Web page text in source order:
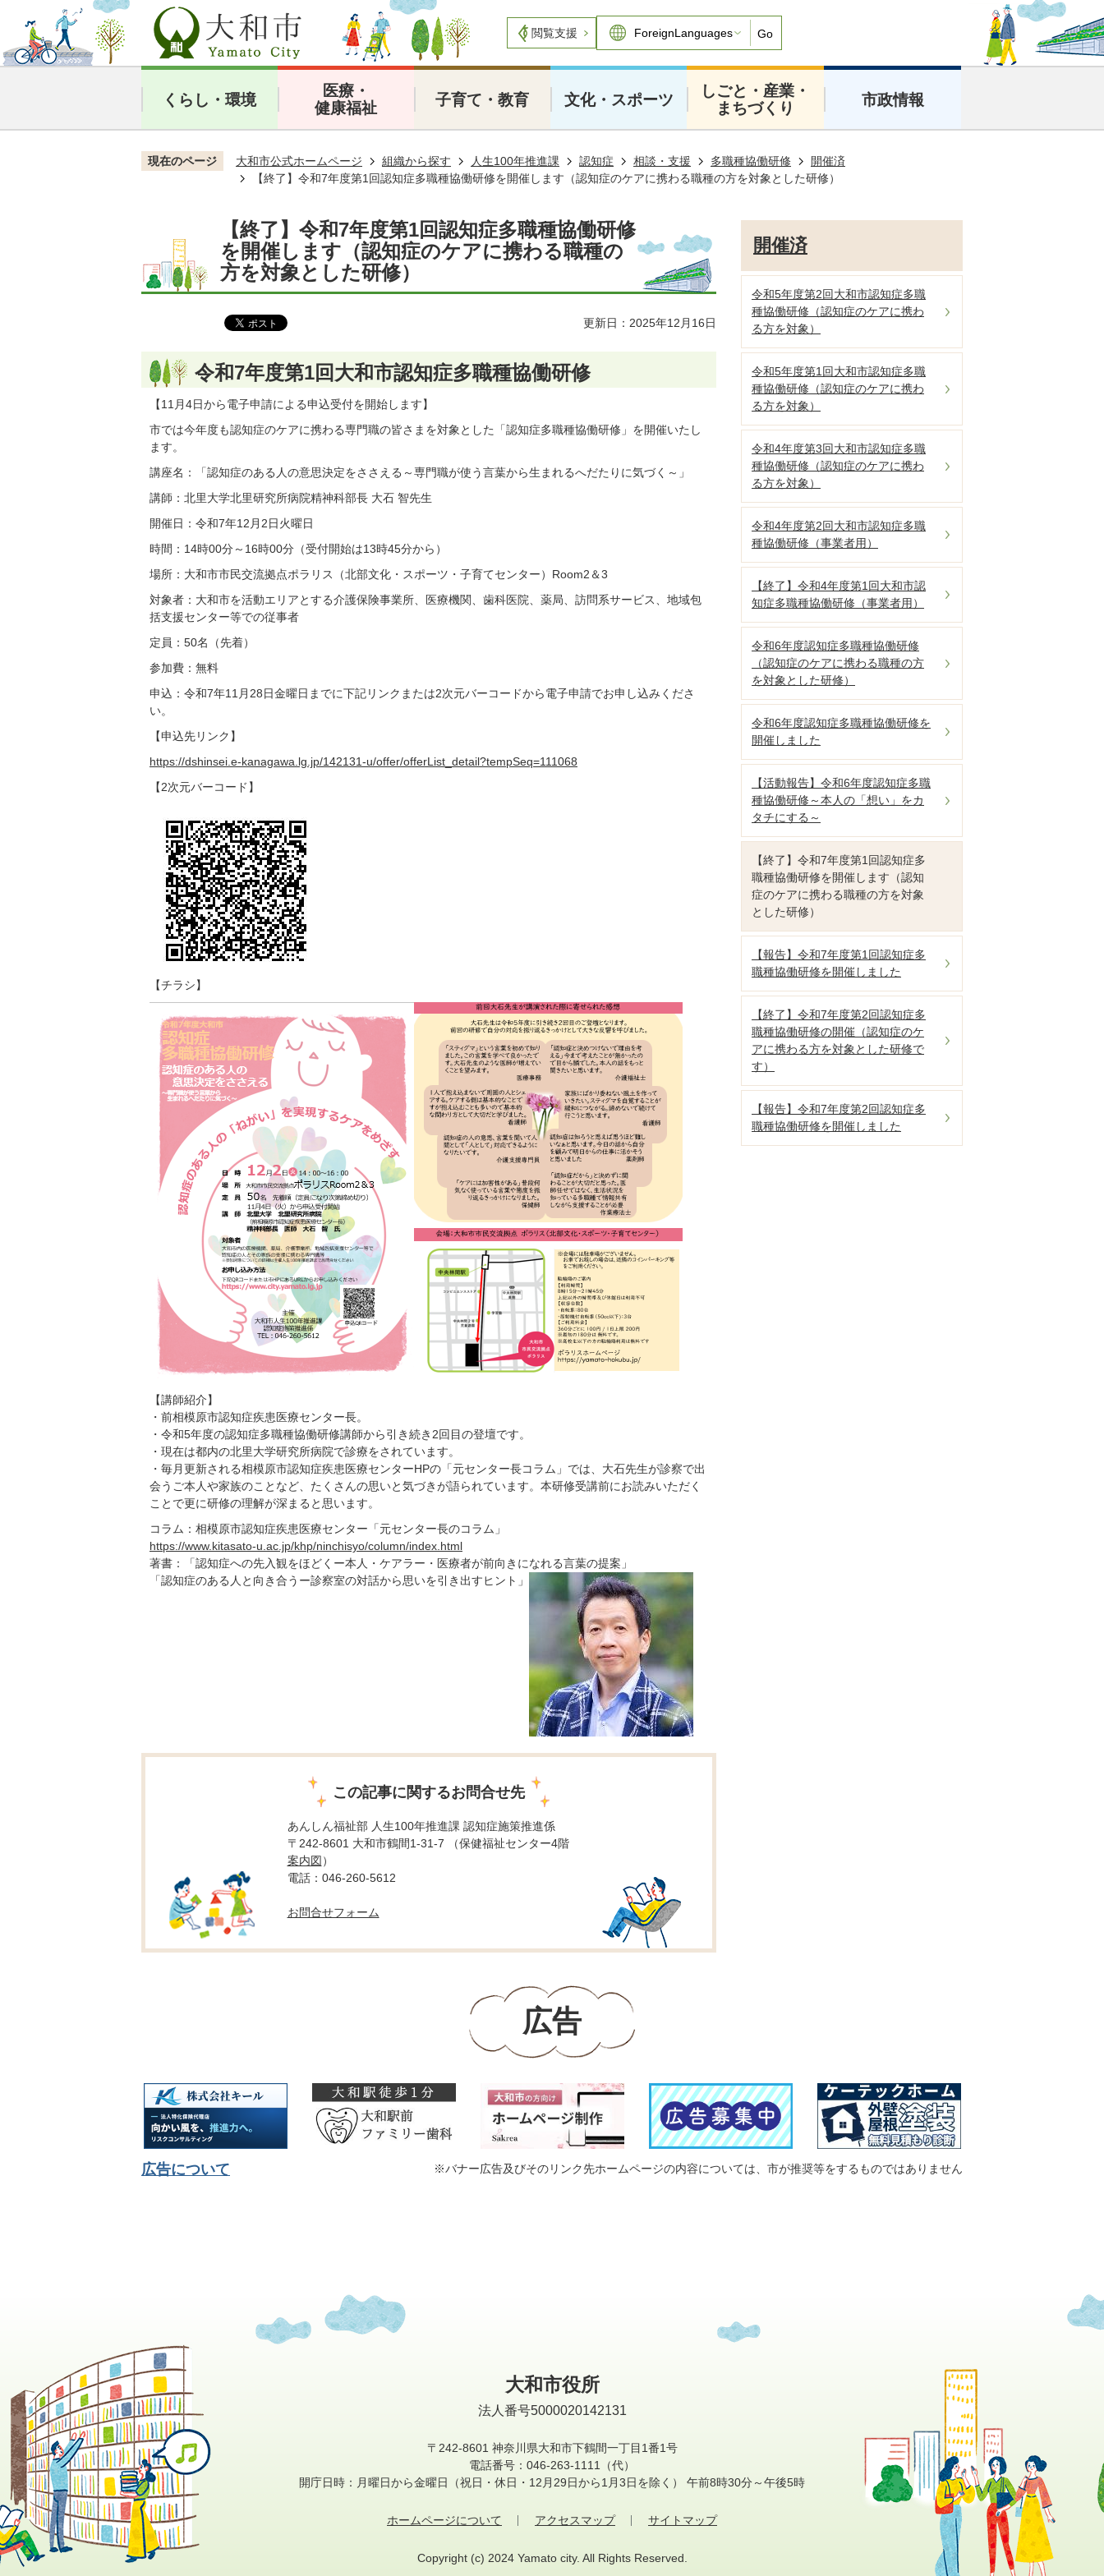
閲覧支援 Go
くらし・環境
医療・
健康福祉
子育て・教育 文化・スポーツ
しごと・産業・
まちづくり
市政情報
現在のページ 大和市公式ホームページ 組織から探す 人生100年推進課 認知症 相談・支援 多職種協働研修
開催済
【終了】令和7年度第1回認知症多職種協働研修を開催します（認知症のケアに携わる職種の方を対象とした研修）
【終了】令和7年度第1回認知症多職種協働研修
を開催します（認知症のケアに携わる職種の
方を対象とした研修）
更新日：2025年12月16日
令和7年度第1回大和市認知症多職種協働研修
【11月4日から電子申請による申込受付を開始します】
市では今年度も認知症のケアに携わる専門職の皆さまを対象とした「認知症多職種協働研修」を開催いたし
ます。
講座名：「認知症のある人の意思決定をささえる～専門職が使う言葉から生まれるへだたりに気づく～」
講師：北里大学北里研究所病院精神科部長 大石 智先生
開催日：令和7年12月2日火曜日
時間：14時00分～16時00分（受付開始は13時45分から）
場所：大和市市民交流拠点ポラリス（北部文化・スポーツ・子育てセンター）Room2＆3
対象者：大和市を活動エリアとする介護保険事業所、医療機関、歯科医院、薬局、訪問系サービス、地域包
括支援センター等での従事者
定員：50名（先着）
参加費：無料
申込：令和7年11月28日金曜日までに下記リンクまたは2次元バーコードから電子申請でお申し込みくださ
い。
【申込先リンク】
https://dshinsei.e-kanagawa.lg.jp/142131-u/offer/offerList_detail?tempSeq=111068
【2次元バーコード】
【チラシ】
【講師紹介】
・前相模原市認知症疾患医療センター長。
・令和5年度の認知症多職種協働研修講師から引き続き2回目の登壇です。
・現在は都内の北里大学研究所病院で診療をされています。
・毎月更新される相模原市認知症疾患医療センターHPの「元センター長コラム」では、大石先生が診察で出
会うご本人や家族のことなど、たくさんの思いと気づきが語られています。本研修受講前にお読みいただく
ことで更に研修の理解が深まると思います。
コラム：相模原市認知症疾患医療センター「元センター長のコラム」
https://www.kitasato-u.ac.jp/khp/ninchisyo/column/index.html
著書：「認知症への先入観をほどくー本人・ケアラー・医療者が前向きになれる言葉の提案」
「認知症のある人と向き合うー診察室の対話から思いを引き出すヒント」
この記事に関するお問合せ先
あんしん福祉部 人生100年推進課 認知症施策推進係
〒242-8601 大和市鶴間1-31-7 （保健福祉センター4階
案内図 ）
電話：046-260-5612
お問合せフォーム
開催済
令和5年度第2回大和市認知症多職
種協働研修（認知症のケアに携わ
る方を対象）
令和5年度第1回大和市認知症多職
種協働研修（認知症のケアに携わ
る方を対象）
令和4年度第3回大和市認知症多職
種協働研修（認知症のケアに携わ
る方を対象）
令和4年度第2回大和市認知症多職
種協働研修（事業者用）
【終了】令和4年度第1回大和市認
知症多職種協働研修（事業者用）
令和6年度認知症多職種協働研修
（認知症のケアに携わる職種の方
を対象とした研修）
令和6年度認知症多職種協働研修を
開催しました
【活動報告】令和6年度認知症多職
種協働研修～本人の「想い」をカ
タチにする～
【終了】令和7年度第1回認知症多
職種協働研修を開催します（認知
症のケアに携わる職種の方を対象
とした研修）
【報告】令和7年度第1回認知症多
職種協働研修を開催しました
【終了】令和7年度第2回認知症多
職種協働研修の開催（認知症のケ
アに携わる方を対象とした研修で
す）
【報告】令和7年度第2回認知症多
職種協働研修を開催しました
広告
広告について ※バナー広告及びそのリンク先ホームページの内容については、市が推奨等をするものではありません
大和市役所
法人番号5000020142131
〒242-8601 神奈川県大和市下鶴間一丁目1番1号
電話番号：046-263-1111（代）
開庁日時：月曜日から金曜日
（祝日・休日・12月29日から1月3日を除く） 午前8時30分～午後5時
ホームページについて アクセスマップ サイトマップ
Copyright (c) 2024 Yamato city. All Rights Reserved.